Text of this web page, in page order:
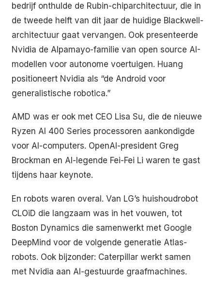
bedrijf onthulde de Rubin-chiparchitectuur, die in
de tweede helft van dit jaar de huidige Blackwell-
architectuur gaat vervangen. Ook presenteerde
Nvidia de Alpamayo-familie van open source AI-
modellen voor autonome voertuigen. Huang
positioneert Nvidia als “de Android voor
generalistische robotica.”
AMD was er ook met CEO Lisa Su, die de nieuwe
Ryzen AI 400 Series processoren aankondigde
voor AI-computers. OpenAI-president Greg
Brockman en AI-legende Fei-Fei Li waren te gast
tijdens haar keynote.
En robots waren overal. Van LG’s huishoudrobot
CLOiD die langzaam was in het vouwen, tot
Boston Dynamics die samenwerkt met Google
DeepMind voor de volgende generatie Atlas-
robots. Ook bijzonder: Caterpillar werkt samen
met Nvidia aan AI-gestuurde graafmachines.